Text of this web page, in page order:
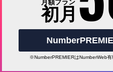
月額プラン
初月
※NumberPREMIERはNumberWeb有